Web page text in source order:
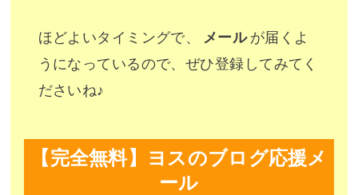
ほどよいタイミングで、 メール が届くよ
うになっているので、ぜひ登録してみてく
ださいね♪
【完全無料】ヨスのブログ応援メ
ール